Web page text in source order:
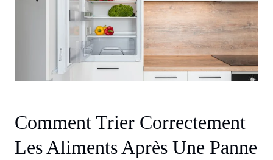
Comment Trier Correctement
Les Aliments Après Une Panne